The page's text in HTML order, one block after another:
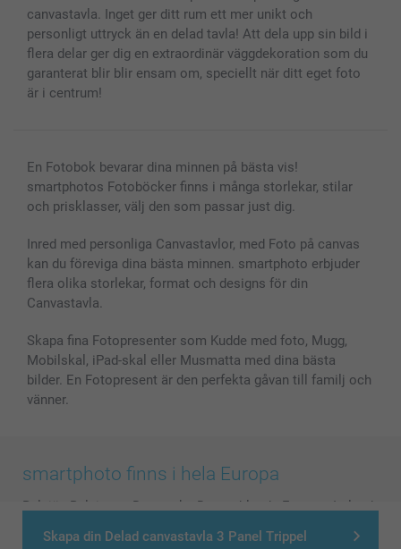
Skapa din Delad canvastavla 3 Panel Trippel
canvastavla. Inget ger ditt rum ett mer unikt och
personligt uttryck än en delad tavla! Att dela upp sin bild i
flera delar ger dig en extraordinär väggdekoration som du
garanterat blir blir ensam om, speciellt när ditt eget foto
är i centrum!
En Fotobok bevarar dina minnen på bästa vis!
smartphotos Fotoböcker finns i många storlekar, stilar
och prisklasser, välj den som passar just dig.
Inred med personliga Canvastavlor, med Foto på canvas
kan du föreviga dina bästa minnen. smartphoto erbjuder
flera olika storlekar, format och designs för din
Canvastavla.
Skapa fina Fotopresenter som Kudde med foto, Mugg,
Mobilskal, iPad-skal eller Musmatta med dina bästa
bilder. En Fotopresent är den perfekta gåvan till familj och
vänner.
smartphoto finns i hela Europa
België Belgique Danmark Deutschland France
Ireland
Nederland Norge Österreich - Schweiz - Suisse